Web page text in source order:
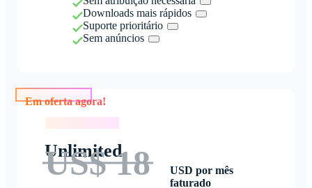
Downloads mais rápidos
Suporte prioritário
Sem anúncios
Unlimited
US$ 18
USD por mês
faturado